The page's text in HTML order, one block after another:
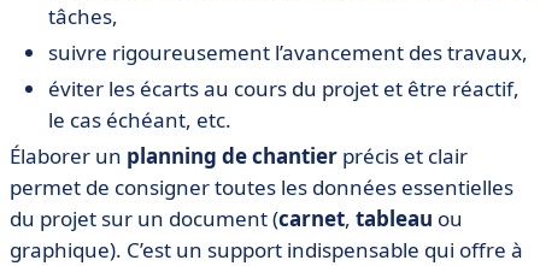
tâches,
suivre rigoureusement l’avancement des travaux,
éviter les écarts au cours du projet et être réactif,
le cas échéant, etc.
Élaborer un planning de chantier précis et clair
permet de consigner toutes les données essentielles
du projet sur un document (carnet, tableau ou
graphique). C’est un support indispensable qui offre à